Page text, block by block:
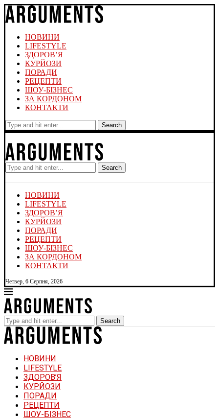
НОВИНИ
LIFESTYLE
ЗДОРОВ’Я
КУРЙОЗИ
ПОРАДИ
РЕЦЕПТИ
ШОУ-БІЗНЕС
ЗА КОРДОНОМ
КОНТАКТИ
Search
Search
НОВИНИ
LIFESTYLE
ЗДОРОВ’Я
КУРЙОЗИ
ПОРАДИ
РЕЦЕПТИ
ШОУ-БІЗНЕС
ЗА КОРДОНОМ
КОНТАКТИ
Четвер, 6 Серпня, 2026
Search
НОВИНИ
LIFESTYLE
ЗДОРОВ’Я
КУРЙОЗИ
ПОРАДИ
РЕЦЕПТИ
ШОУ-БІЗНЕС